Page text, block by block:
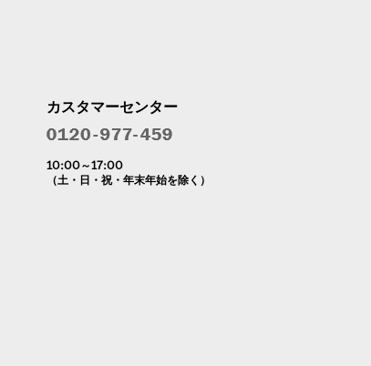
カスタマーセンター
10:00～17:00
（土・日・祝・年末年始を除く）